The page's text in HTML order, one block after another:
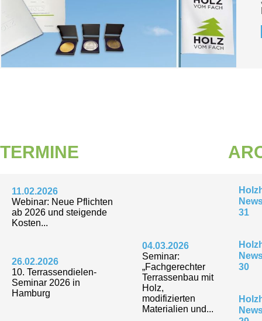
TERMINE
11.02.2026
Webinar: Neue Pflichten
ab 2026 und steigende
Kosten...
26.02.2026
10. Terrassendielen-
Seminar 2026 in
Hamburg
04.03.2026
Seminar:
„Fachgerechter
Terrassenbau mit
Holz,
modifizierten
Materialien und...
31
30